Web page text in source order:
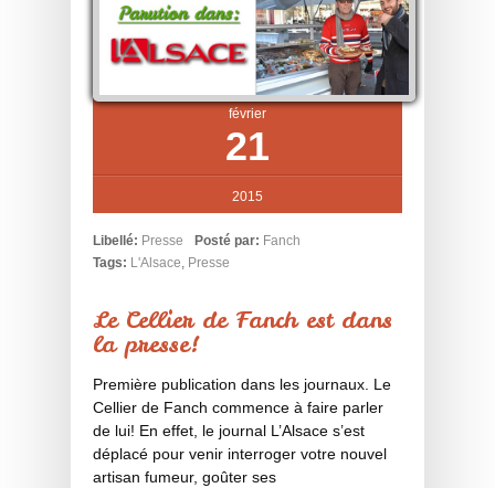
février
21
2015
Libellé: Presse Posté par: Fanch
Tags: L'Alsace, Presse
Le Cellier de Fanch est dans
la presse!
Première publication dans les journaux. Le
Cellier de Fanch commence à faire parler
de lui! En effet, le journal L’Alsace s’est
déplacé pour venir interroger votre nouvel
artisan fumeur, goûter ses